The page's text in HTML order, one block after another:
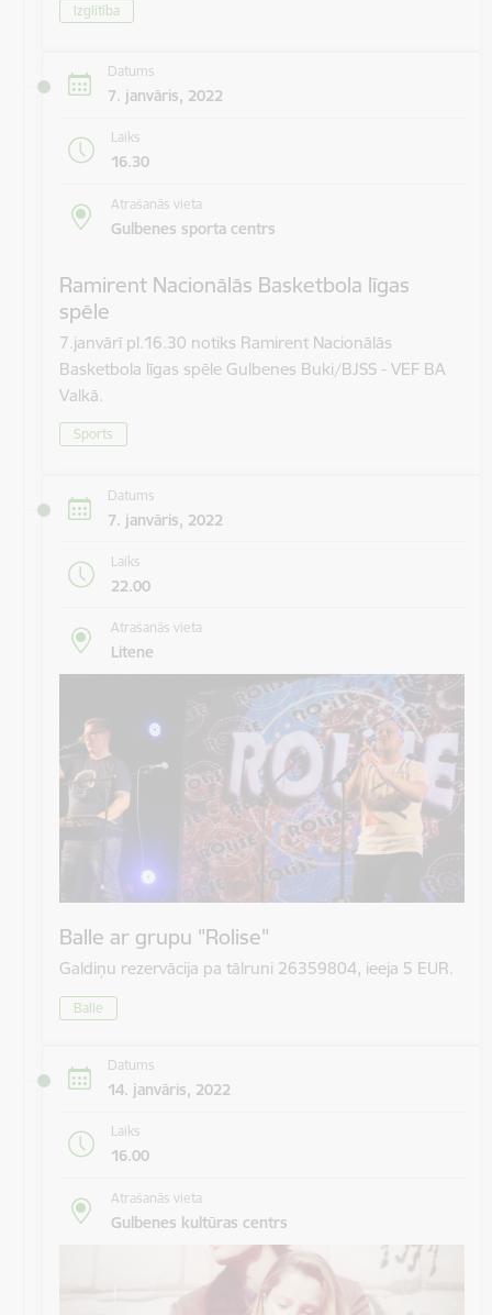
Izglītība
Datums
7. janvāris, 2022
Laiks
16.30
Atrašanās vieta
Gulbenes sporta centrs
Ramirent Nacionālās Basketbola līgas
spēle
7.janvārī pl.16.30 notiks Ramirent Nacionālās
Basketbola līgas spēle Gulbenes Buki/BJSS - VEF BA
Valkā.
Sports
Datums
7. janvāris, 2022
Laiks
22.00
Atrašanās vieta
Litene
Balle ar grupu "Rolise"
Galdiņu rezervācija pa tālruni 26359804, ieeja 5 EUR.
Balle
Datums
14. janvāris, 2022
Laiks
16.00
Atrašanās vieta
Gulbenes kultūras centrs